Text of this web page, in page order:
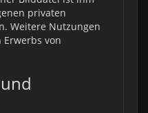
privaten
Weitere Nutzungen
von